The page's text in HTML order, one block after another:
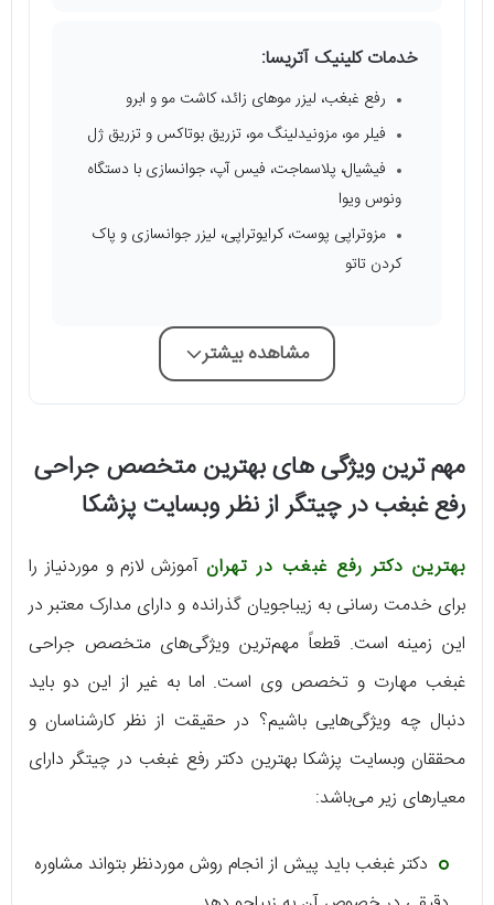
خدمات کلینیک آتریسا:
رفع غبغب، لیزر موهای زائد، کاشت مو و ابرو
فیلر مو، مزونیدلینگ مو، تزریق بوتاکس و تزریق ژل
فیشیال، پلاسماجت، فیس آپ، جوانسازی با دستگاه
ونوس ویوا
مزوتراپی پوست، کرایوتراپی، لیزر جوانسازی و پاک
کردن تاتو
مشاهده بیشتر
مهم ترین ویژگی های بهترین متخصص جراحی
رفع غبغب در چیتگر از نظر وبسایت پزشکا
بهترین دکتر رفع غبغب در تهران آموزش لازم و موردنیاز را
برای خدمت رسانی به زیباجویان گذرانده و دارای مدارک معتبر در
این زمینه است. قطعاً مهم‌ترین ویژگی‌های متخصص جراحی
غبغب مهارت و تخصص وی است. اما به غیر از این دو باید
دنبال چه ویژگی‌هایی باشیم؟ در حقیقت از نظر کارشناسان و
محققان وبسایت پزشکا بهترین دکتر رفع غبغب در چیتگر دارای
معیارهای زیر می‌باشد:
دکتر غبغب باید پیش از انجام روش موردنظر بتواند مشاوره